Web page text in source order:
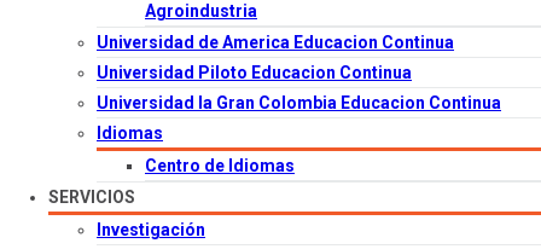
Agroindustria
Universidad de America Educacion Continua
Universidad Piloto Educacion Continua
Universidad la Gran Colombia Educacion Continua
Idiomas
Centro de Idiomas
SERVICIOS
Investigación